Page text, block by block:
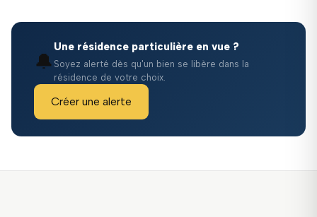
🔔
Une résidence particulière en vue ?
Soyez alerté dès qu'un bien se libère dans la
résidence de votre choix.
Créer une alerte